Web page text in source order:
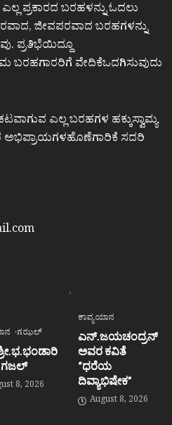
ಪ್ರಕಾರದ ಬರಹಳನ್ನು ಓದಲು
ಜೀವಪರವಾದ ಬರಹಗಳನ್ನು
ಪ್ರತಿಭೆಯಿದ್ದೂ
ವೇದಿಕೆಒದಗಿಸುವುದು
ಎಲ್ಲ ಬರಹಗಳ ಹಕ್ಕುಸ್ವಾಮ್ಯ
ಅಭಿಪ್ರಾಯಗಳಹೊಣೆಗಾರಿಕೆ ಸದರಿ
ಗಝಲ್
ಗಜಲ್
8, 2026
ಕಾವ್ಯಯಾನ
ಎನ್.ಜಯಚಂದ್ರನ್
ಅವರ ಕವಿತೆ
“ಧರೆಯ
ದಿವ್ಯಾಭಿಷೇಕ”
August 8, 2026